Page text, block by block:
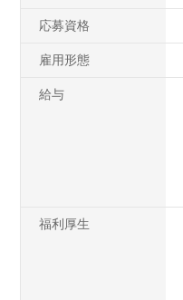
応募資格
雇用形態
給与
福利厚生